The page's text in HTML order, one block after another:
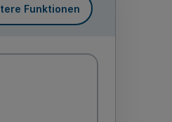
Funktionen